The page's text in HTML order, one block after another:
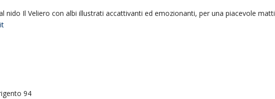
nido Il Veliero con albi illustrati accattivanti ed emozionanti, per una piacevole
94